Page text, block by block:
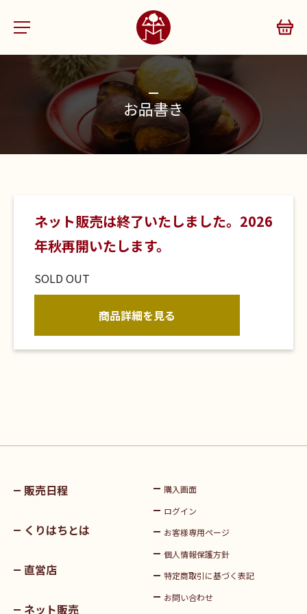
お品書き
ネット販売は終了いたしました。2026
年秋再開いたします。
SOLD OUT
商品詳細を見る
販売日程
くりはちとは
直営店
ネット販売
購入画面
ログイン
お客様専用ページ
個人情報保護方針
特定商取引に基づく表記
お問い合わせ